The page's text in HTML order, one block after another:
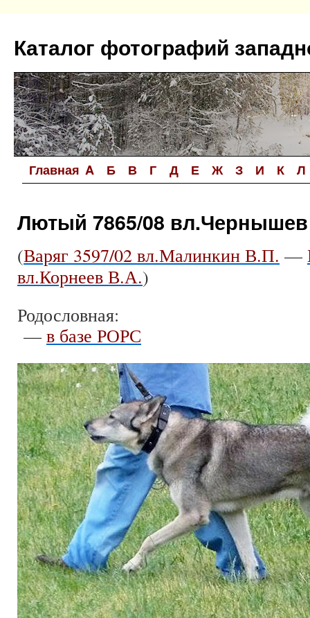
содержимому
Каталог фотографий
Главная A Б В Г Д Е Ж З И К Л
Лютый 7865/08
(Варяг 3597/02 вл.Малинкин В.П. —
вл.Корнеев В.А.)
Родословная:
— в базе РОРС